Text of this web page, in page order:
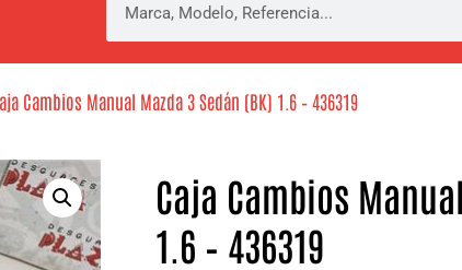
Cambios Manual Mazda 3 Sedán (BK) 1.6 – 436319
Caja Cambios
1.6 – 436319